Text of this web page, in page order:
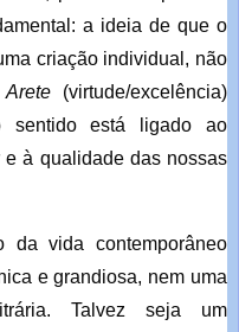
a ideia de que o
criação individual, não
Arete (virtude/excelência)
sentido está ligado ao
à qualidade das nossas
da vida contemporâneo
e grandiosa, nem uma
Talvez seja um